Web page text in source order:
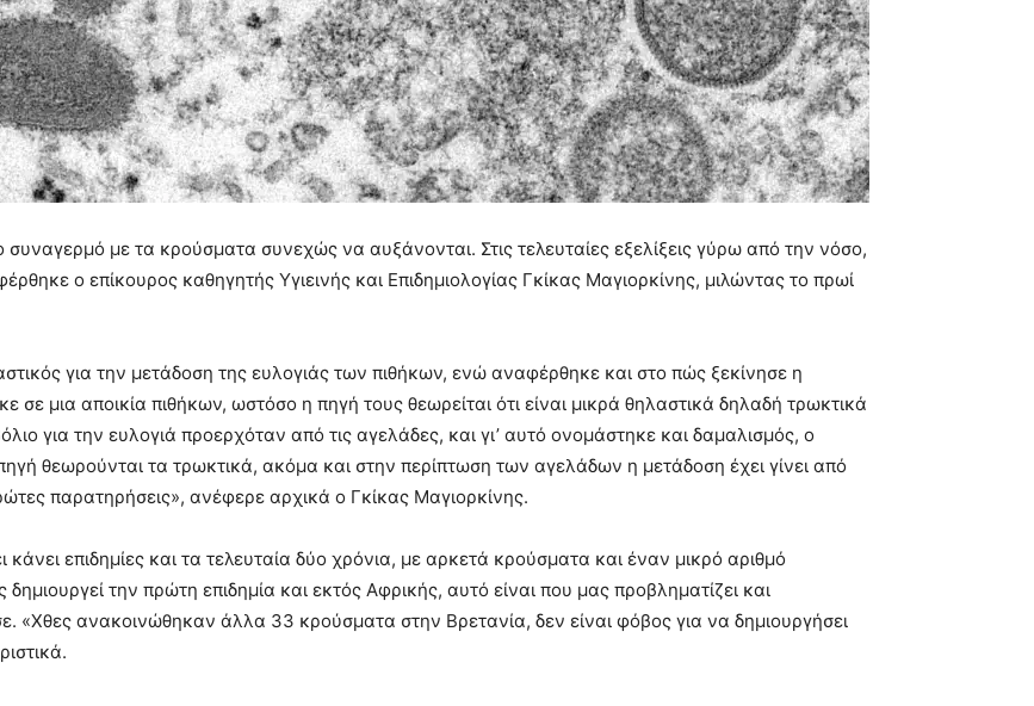
με τα κρούσματα συνεχώς να αυξάνονται. Στις τελευταίες εξελίξεις γύρω από την νόσο,
ο επίκουρος καθηγητής Υγιεινής και Επιδημιολογίας Γκίκας Μαγιορκίνης, μιλώντας το πρωί
για την μετάδοση της ευλογιάς των πιθήκων, ενώ αναφέρθηκε και στο πώς ξεκίνησε η
μια αποικία πιθήκων, ωστόσο η πηγή τους θεωρείται ότι είναι μικρά θηλαστικά δηλαδή τρωκτικά
για την ευλογιά προερχόταν από τις αγελάδες, και γι’ αυτό ονομάστηκε και δαμαλισμός, ο
θεωρούνται τα τρωκτικά, ακόμα και στην περίπτωση των αγελάδων η μετάδοση έχει γίνει από
παρατηρήσεις», ανέφερε αρχικά ο Γκίκας Μαγιορκίνης.
κάνει επιδημίες και τα τελευταία δύο χρόνια, με αρκετά κρούσματα και έναν μικρό αριθμό
δημιουργεί την πρώτη επιδημία και εκτός Αφρικής, αυτό είναι που μας προβληματίζει και
«Χθες ανακοινώθηκαν άλλα 33 κρούσματα στην Βρετανία, δεν είναι φόβος για να δημιουργήσει